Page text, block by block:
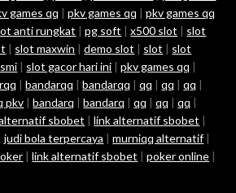
games qq |pkv games qq |pkv games qq
anti rungkat |pg soft |x500 slot | slot
| slot maxwin |demo slot | slot | slot
| slot gacor hari ini |pkv games qq |
|bandarqq |bandarqq |qq |qq |qq |
pkv |bandarq |bandarq |qq |qq |qq |
sbobet |link alternatif sbobet |
judi bola terpercaya |murniqq alternatif|
|link alternatif sbobet |poker online |